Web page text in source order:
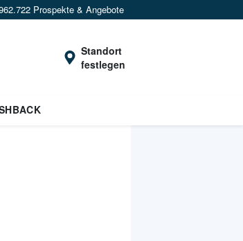
Prospekte & Angebote
Standort
festlegen